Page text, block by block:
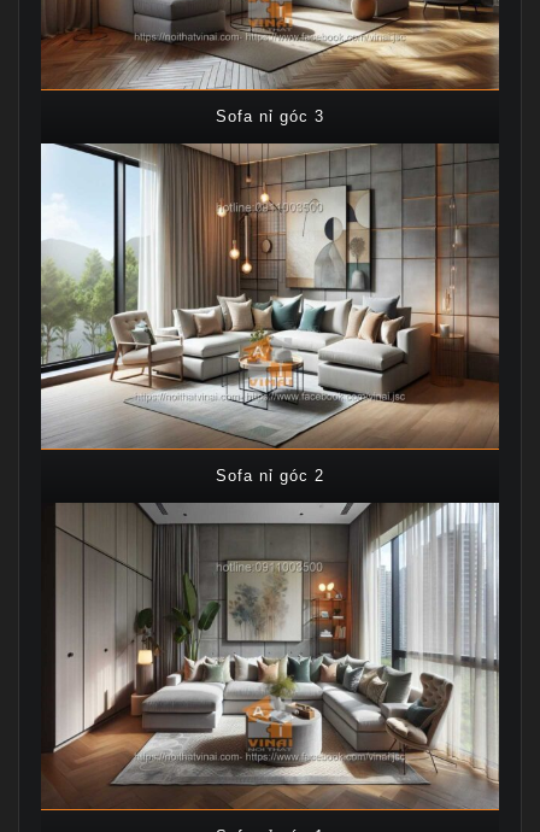
Sofa nỉ góc 3
Sofa nỉ góc 2